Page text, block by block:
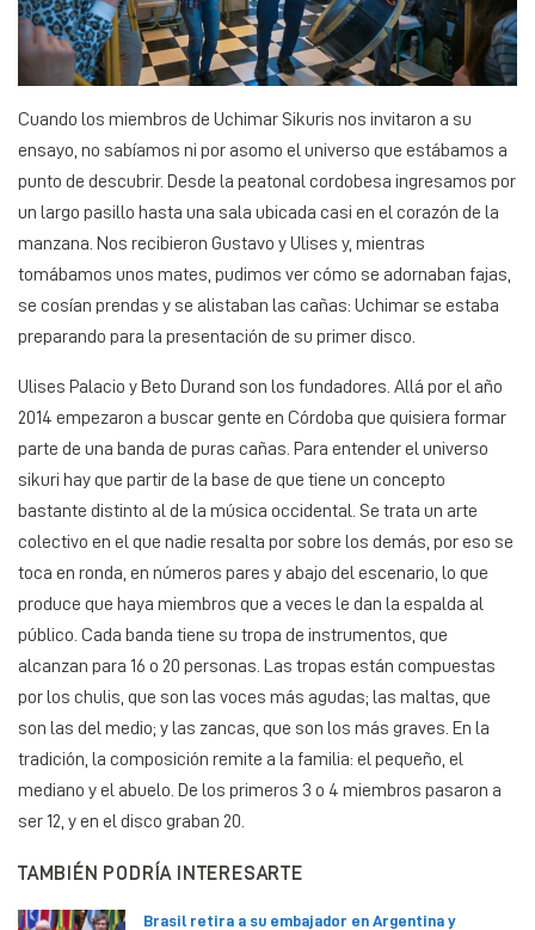
Cuando los miembros de Uchimar Sikuris nos invitaron a su
ensayo, no sabíamos ni por asomo el universo que estábamos a
punto de descubrir. Desde la peatonal cordobesa ingresamos por
un largo pasillo hasta una sala ubicada casi en el corazón de la
manzana. Nos recibieron Gustavo y Ulises y, mientras
tomábamos unos mates, pudimos ver cómo se adornaban fajas,
se cosían prendas y se alistaban las cañas: Uchimar se estaba
preparando para la presentación de su primer disco.
Ulises Palacio y Beto Durand son los fundadores. Allá por el año
2014 empezaron a buscar gente en Córdoba que quisiera formar
parte de una banda de puras cañas. Para entender el universo
sikuri hay que partir de la base de que tiene un concepto
bastante distinto al de la música occidental. Se trata un arte
colectivo en el que nadie resalta por sobre los demás, por eso se
toca en ronda, en números pares y abajo del escenario, lo que
produce que haya miembros que a veces le dan la espalda al
público. Cada banda tiene su tropa de instrumentos, que
alcanzan para 16 o 20 personas. Las tropas están compuestas
por los chulis, que son las voces más agudas; las maltas, que
son las del medio; y las zancas, que son los más graves. En la
tradición, la composición remite a la familia: el pequeño, el
mediano y el abuelo. De los primeros 3 o 4 miembros pasaron a
ser 12, y en el disco graban 20.
TAMBIÉN PODRÍA INTERESARTE
Brasil retira a su embajador en Argentina y